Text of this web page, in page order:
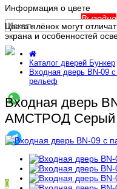
Серия Хит
Серия Термо
РаспродажаВыгодно
Заказать замер
Заказ и оплата
Гарантия
Информация
Статьи
0
Информация о цвете
Цвета плёнок могут
экрана и особенностей
Каталог дверей Бункер
Входная дверь BN-
рельеф
Входная дверь
АМСТРОД Серый